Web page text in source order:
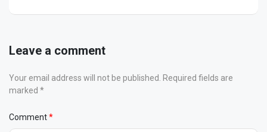
Leave a comment
Your email address will not be published. Required fields are
marked *
Comment